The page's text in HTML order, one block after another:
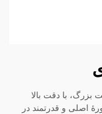
با دقت بالا
اصلی و قدرتمند در